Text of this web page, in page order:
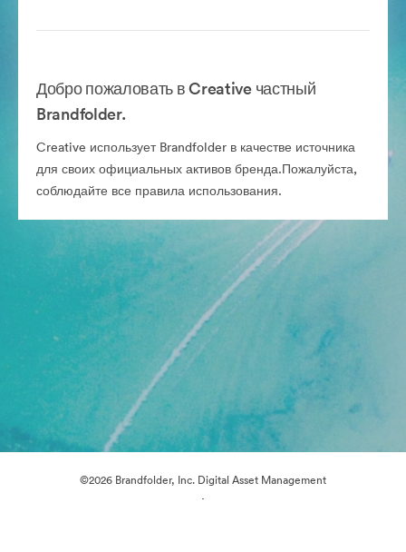
Добро пожаловать в Creative частный
Brandfolder.
Creative использует Brandfolder в качестве источника
для своих официальных активов бренда.Пожалуйста,
соблюдайте все правила использования.
©2026 Brandfolder, Inc. Digital Asset Management
·